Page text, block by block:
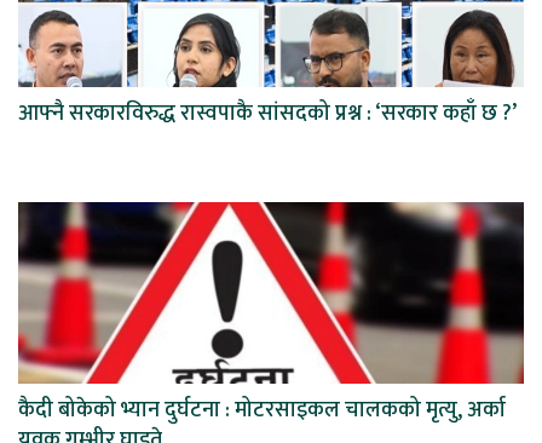
आफ्नै सरकारविरुद्ध रास्वपाकै सांसदको प्रश्न : ‘सरकार कहाँ छ ?’
कैदी बोकेको भ्यान दुर्घटना : मोटरसाइकल चालकको मृत्यु, अर्का